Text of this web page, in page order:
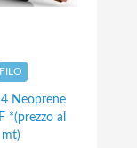
FILO
Neoprene
*(prezzo al
mt)